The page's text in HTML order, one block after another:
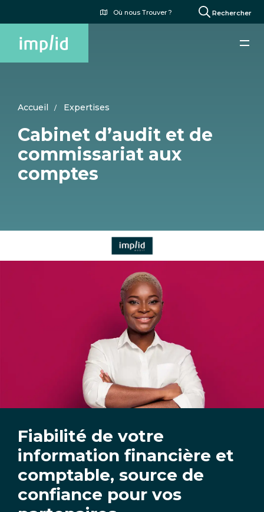
principal
Où nous Trouver ?
Menu
du
Rechercher
Accueil Expertises
Cabinet d’audit et de
commissariat aux
comptes
Fiabilité de votre
information financière et
comptable, source de
confiance pour vos